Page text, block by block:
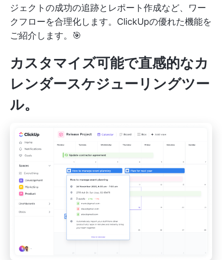
ジェクトの成功の追跡とレポート作成など、ワー
クフローを合理化します。ClickUpの優れた機能を
ご紹介します。🎯
カスタマイズ可能で直感的なカ
レンダースケジューリングツー
ル。